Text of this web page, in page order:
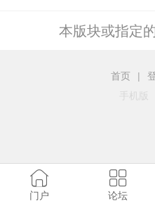
本版块或指定
首页 |
手机版
门户 论坛